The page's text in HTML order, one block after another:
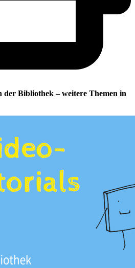
der Bibliothek – weitere Themen in